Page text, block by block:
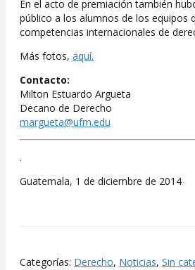
En el acto de premiación también
público a los alumnos de los equipos
competencias internacionales de
Más fotos, aquí.
Contacto:
Milton Estuardo Argueta
Decano de Derecho
margueta@ufm.edu
.
Guatemala, 1 de diciembre de 2014
Categorías: Derecho, Noticias, Sin